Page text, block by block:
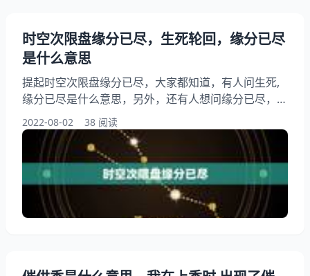
时空次限盘缘分已尽，生死轮回，缘分已尽
是什么意思
提起时空次限盘缘分已尽，大家都知道，有人问生死,
缘分已尽是什么意思，另外，还有人想问缘分已尽，援
助之恩必定铭记在心，但永世不想再见，心已寒！你知
道这是怎么回事？其实缘分已尽是什么意思？下面就一
起来看看生死,缘分已尽是什么意思，希望能够帮助到
大家！ 时空次限盘缘分已尽 1、生死,缘分已尽是什么
意思 生死,缘分已尽。这是和中国传统文化结合的用
语，常用来形容一种心境，是说人与人之间的相遇缘分
是暂时的
2022-08-02 38 阅读